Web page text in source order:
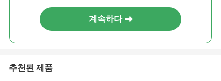
계속하다
추천된 제품